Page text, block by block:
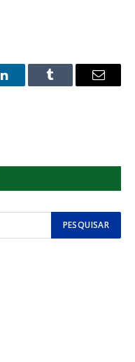
LinkedInTumblr
E-